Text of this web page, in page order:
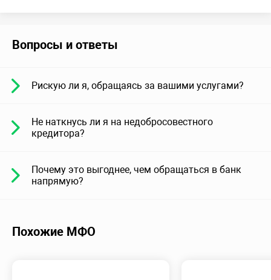
Вопросы и ответы
Рискую ли я, обращаясь за вашими услугами?
Не наткнусь ли я на недобросовестного
кредитора?
Почему это выгоднее, чем обращаться в банк
напрямую?
Похожие МФО